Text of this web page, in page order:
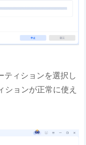
ティションを選択し
ションが正常に使え